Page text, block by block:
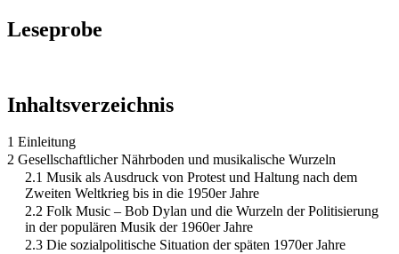
Leseprobe
Inhaltsverzeichnis
1 Einleitung
2 Gesellschaftlicher Nährboden und musikalische Wurzeln
2.1 Musik als Ausdruck von Protest und Haltung nach dem
Zweiten Weltkrieg bis in die 1950er Jahre
2.2 Folk Music – Bob Dylan und die Wurzeln der Politisierung
in der populären Musik der 1960er Jahre
2.3 Die sozialpolitische Situation der späten 1970er Jahre